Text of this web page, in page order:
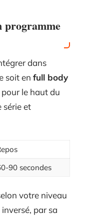
programme
dans
soit en full body
le haut du
série et
90 secondes
votre niveau
par sa